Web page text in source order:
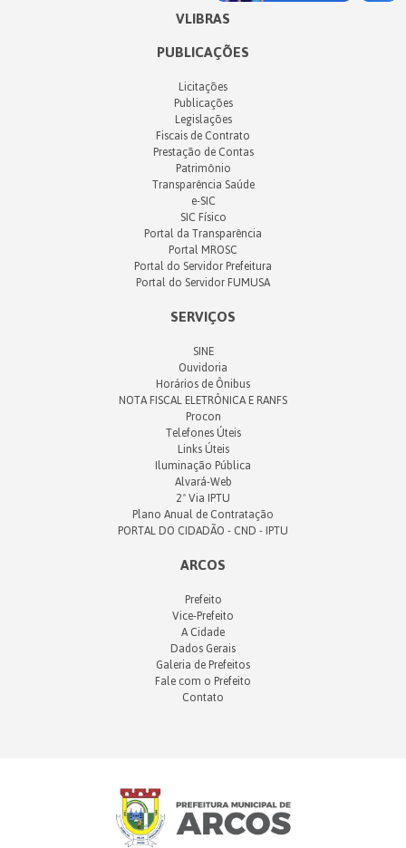
VLIBRAS
PUBLICAÇÕES
Licitações
Publicações
Legislações
Fiscais de Contrato
Prestação de Contas
Patrimônio
Transparência Saúde
e-SIC
SIC Físico
Portal da Transparência
Portal MROSC
Portal do Servidor Prefeitura
Portal do Servidor FUMUSA
SERVIÇOS
SINE
Ouvidoria
Horários de Ônibus
NOTA FISCAL ELETRÔNICA E RANFS
Procon
Telefones Úteis
Links Úteis
Iluminação Pública
Alvará-Web
2ª Via IPTU
Plano Anual de Contratação
PORTAL DO CIDADÃO - CND - IPTU
ARCOS
Prefeito
Vice-Prefeito
A Cidade
Dados Gerais
Galeria de Prefeitos
Fale com o Prefeito
Contato